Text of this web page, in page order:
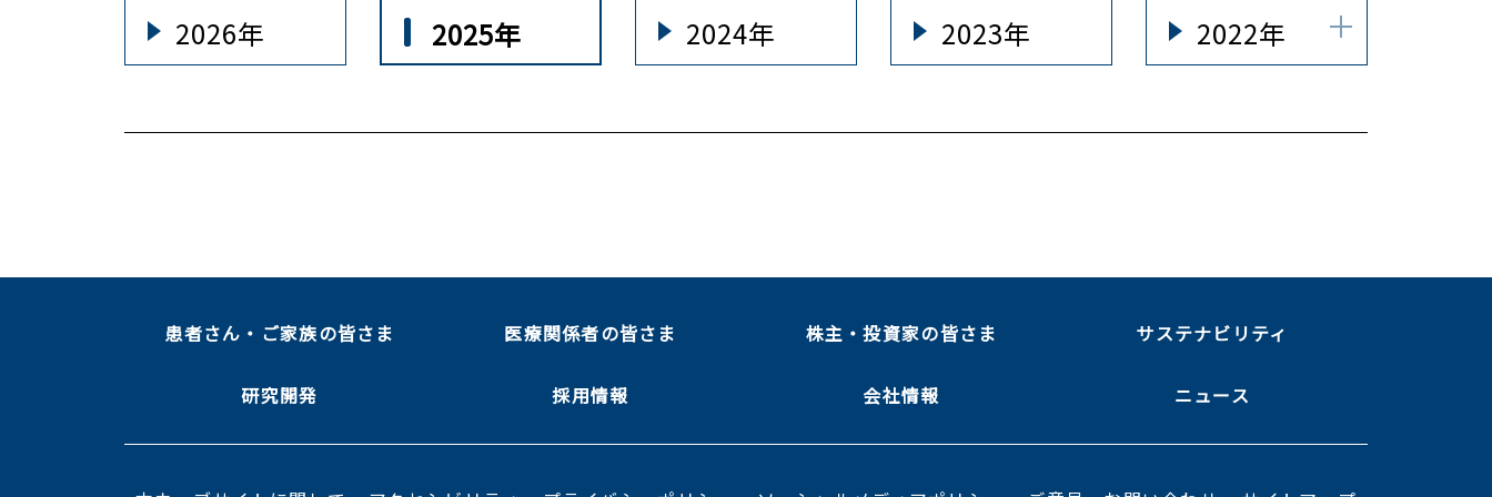
2026年 2025年 2024年 2023年 2022年
患者さん・ご家族の皆さま 医療関係者の皆さま 株主・投資家の皆さま サステナビリティ
研究開発 採用情報 会社情報 ニュース